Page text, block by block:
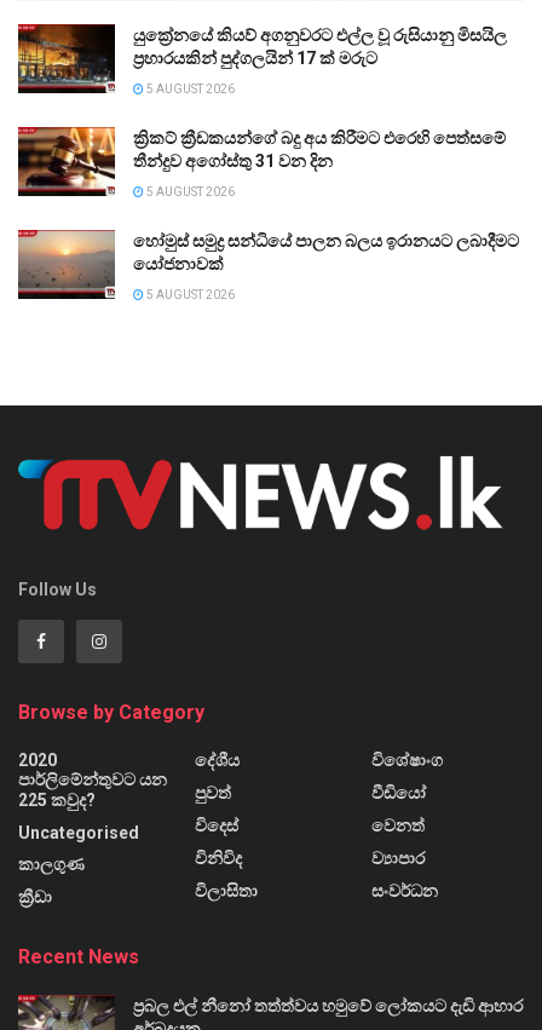
යුක්‍රේනයේ කියව් අගනුවරට එල්ල වූ රුසියානු මිසයිල
ප්‍රහාරයකින් පුද්ගලයින් 17 ක් මරුට
5 AUGUST 2026
ක්‍රිකට් ක්‍රීඩකයන්ගේ බදු අය කිරීමට එරෙහි පෙත්සමේ
තීන්දුව අගෝස්තු 31 වන දින
5 AUGUST 2026
හෝමුස් සමුද්‍ර සන්ධියේ පාලන බලය ඉරානයට ලබාදීමට
යෝජනාවක්
5 AUGUST 2026
Follow Us
Browse by Category
2020
පාර්ලිමේන්තුවට යන
225 කවුද?
Uncategorised
කාලගුණ
ක්‍රීඩා
දේශීය
පුවත්
විදෙස්
විනිවිද
විලාසිතා
විශේෂාංග
වීඩියෝ
වෙනත්
ව්‍යාපාර
සංවර්ධන
Recent News
ප්‍රබල එල් නීනෝ තත්ත්වය හමුවේ ලෝකයට දැඩි ආහාර